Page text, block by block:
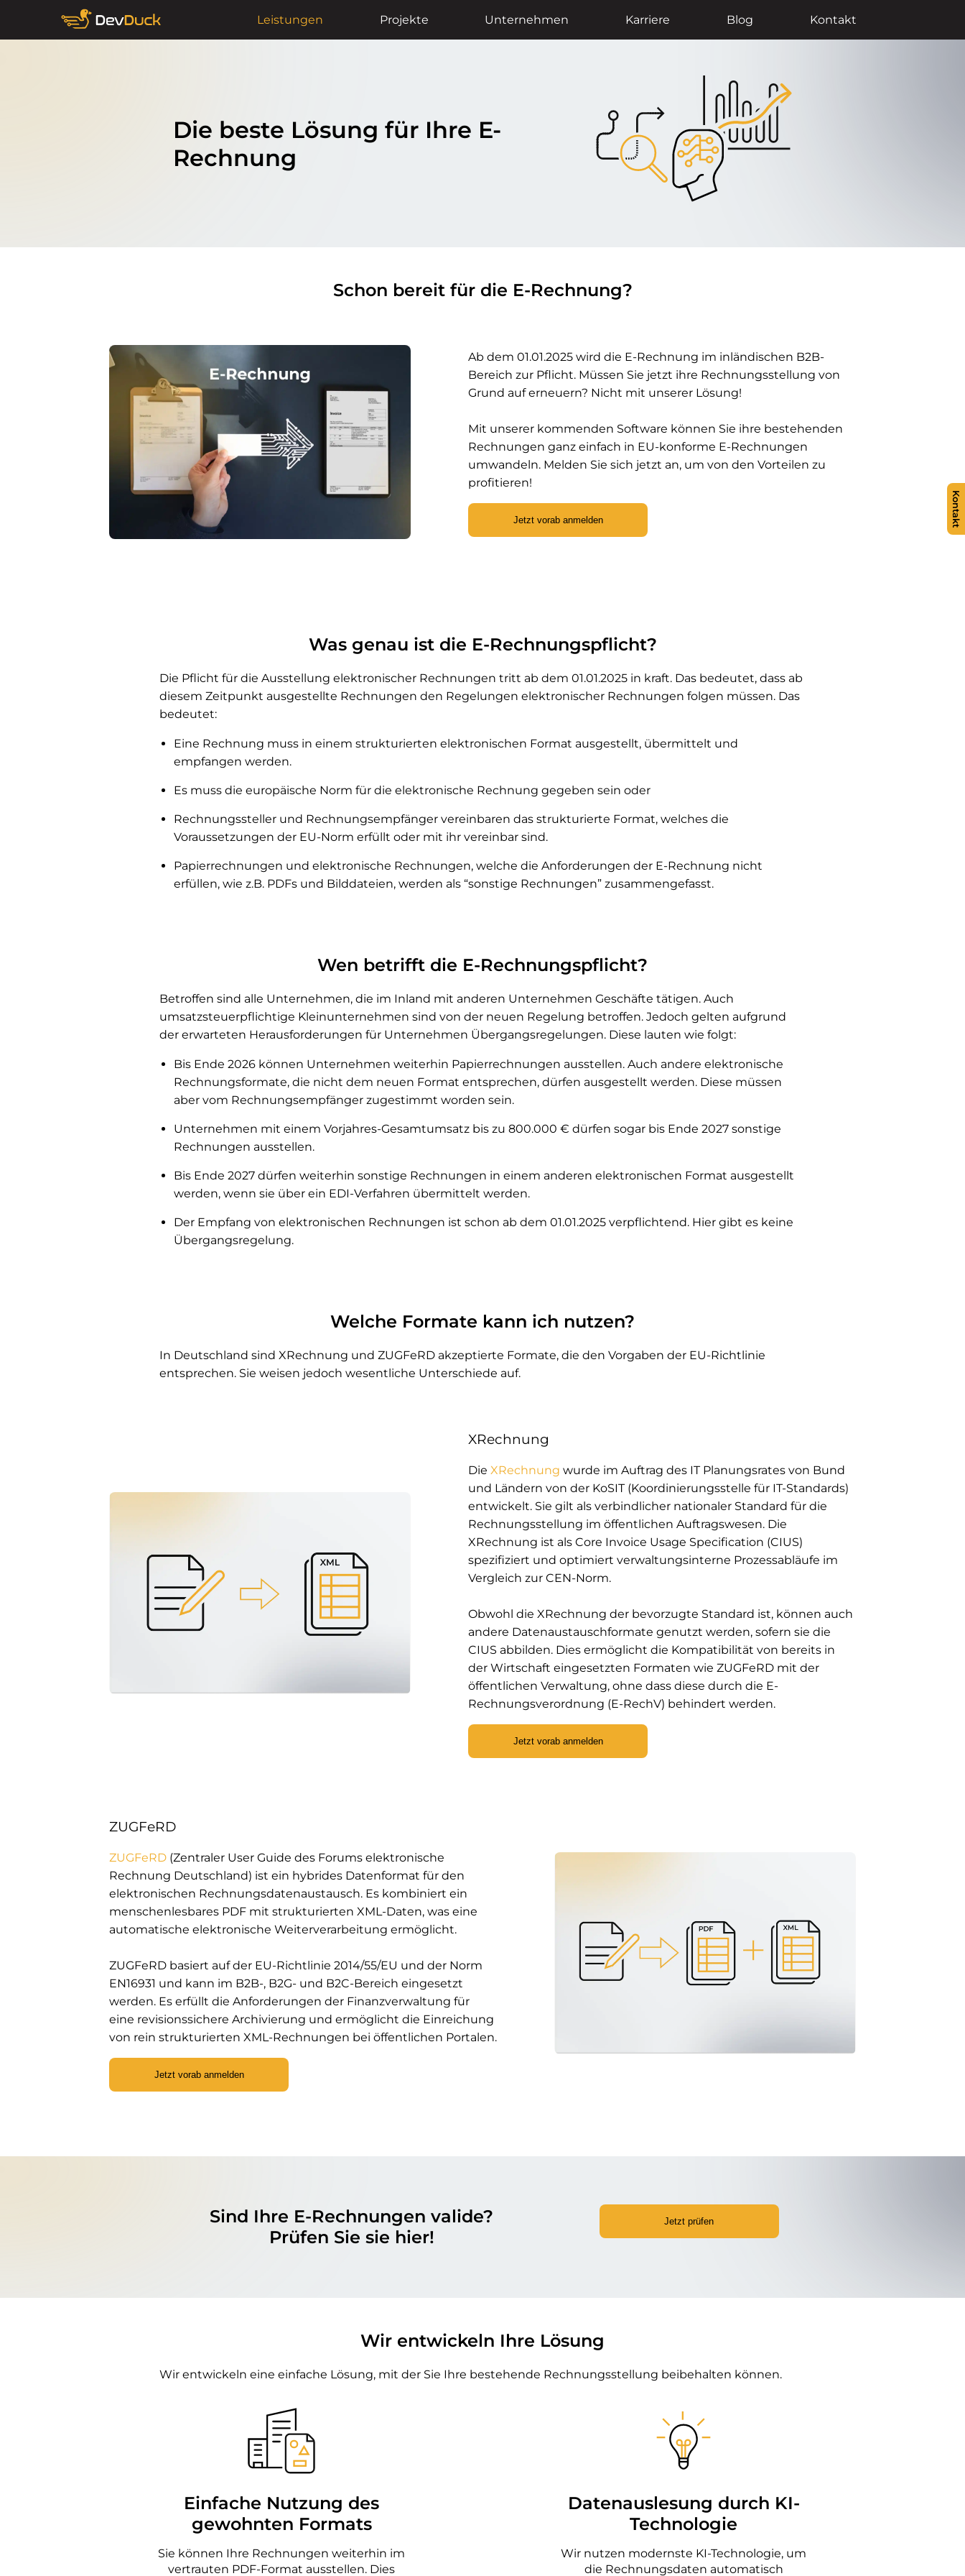
Leistungen Projekte Unternehmen Karriere Blog Kontakt
Die beste Lösung für Ihre E-
Rechnung
Schon bereit für die E-Rechnung?
Ab dem 01.01.2025 wird die E-Rechnung im inländischen B2B-
Bereich zur Pflicht. Müssen Sie jetzt ihre Rechnungsstellung von
Grund auf erneuern? Nicht mit unserer Lösung!
Mit unserer kommenden Software können Sie ihre bestehenden
Rechnungen ganz einfach in EU-konforme E-Rechnungen
umwandeln. Melden Sie sich jetzt an, um von den Vorteilen zu
profitieren!
Jetzt vorab anmelden
Was genau ist die E-Rechnungspflicht?
Die Pflicht für die Ausstellung elektronischer Rechnungen tritt ab dem 01.01.2025 in kraft. Das bedeutet, dass ab
diesem Zeitpunkt ausgestellte Rechnungen den Regelungen elektronischer Rechnungen folgen müssen. Das
bedeutet:
Eine Rechnung muss in einem strukturierten elektronischen Format ausgestellt, übermittelt und
empfangen werden.
Es muss die europäische Norm für die elektronische Rechnung gegeben sein oder
Rechnungssteller und Rechnungsempfänger vereinbaren das strukturierte Format, welches die
Voraussetzungen der EU-Norm erfüllt oder mit ihr vereinbar sind.
Papierrechnungen und elektronische Rechnungen, welche die Anforderungen der E-Rechnung nicht
erfüllen, wie z.B. PDFs und Bilddateien, werden als “sonstige Rechnungen” zusammengefasst.
Wen betrifft die E-Rechnungspflicht?
Betroffen sind alle Unternehmen, die im Inland mit anderen Unternehmen Geschäfte tätigen. Auch
umsatzsteuerpflichtige Kleinunternehmen sind von der neuen Regelung betroffen. Jedoch gelten aufgrund
der erwarteten Herausforderungen für Unternehmen Übergangsregelungen. Diese lauten wie folgt:
Bis Ende 2026 können Unternehmen weiterhin Papierrechnungen ausstellen. Auch andere elektronische
Rechnungsformate, die nicht dem neuen Format entsprechen, dürfen ausgestellt werden. Diese müssen
aber vom Rechnungsempfänger zugestimmt worden sein.
Unternehmen mit einem Vorjahres-Gesamtumsatz bis zu 800.000 € dürfen sogar bis Ende 2027 sonstige
Rechnungen ausstellen.
Bis Ende 2027 dürfen weiterhin sonstige Rechnungen in einem anderen elektronischen Format ausgestellt
werden, wenn sie über ein EDI-Verfahren übermittelt werden.
Der Empfang von elektronischen Rechnungen ist schon ab dem 01.01.2025 verpflichtend. Hier gibt es keine
Übergangsregelung.
Welche Formate kann ich nutzen?
In Deutschland sind XRechnung und ZUGFeRD akzeptierte Formate, die den Vorgaben der EU-Richtlinie
entsprechen. Sie weisen jedoch wesentliche Unterschiede auf.
XRechnung
Die XRechnung wurde im Auftrag des IT Planungsrates von Bund
und Ländern von der KoSIT (Koordinierungsstelle für IT-Standards)
entwickelt. Sie gilt als verbindlicher nationaler Standard für die
Rechnungsstellung im öffentlichen Auftragswesen. Die
XRechnung ist als Core Invoice Usage Specification (CIUS)
spezifiziert und optimiert verwaltungsinterne Prozessabläufe im
Vergleich zur CEN-Norm.
Obwohl die XRechnung der bevorzugte Standard ist, können auch
andere Datenaustauschformate genutzt werden, sofern sie die
CIUS abbilden. Dies ermöglicht die Kompatibilität von bereits in
der Wirtschaft eingesetzten Formaten wie ZUGFeRD mit der
öffentlichen Verwaltung, ohne dass diese durch die E-
Rechnungsverordnung (E-RechV) behindert werden.
Jetzt vorab anmelden
ZUGFeRD
ZUGFeRD (Zentraler User Guide des Forums elektronische
Rechnung Deutschland) ist ein hybrides Datenformat für den
elektronischen Rechnungsdatenaustausch. Es kombiniert ein
menschenlesbares PDF mit strukturierten XML-Daten, was eine
automatische elektronische Weiterverarbeitung ermöglicht.
ZUGFeRD basiert auf der EU-Richtlinie 2014/55/EU und der Norm
EN16931 und kann im B2B-, B2G- und B2C-Bereich eingesetzt
werden. Es erfüllt die Anforderungen der Finanzverwaltung für
eine revisionssichere Archivierung und ermöglicht die Einreichung
von rein strukturierten XML-Rechnungen bei öffentlichen Portalen.
Jetzt vorab anmelden
Sind Ihre E-Rechnungen valide?
Prüfen Sie sie hier!
Jetzt prüfen
Wir entwickeln Ihre Lösung
Wir entwickeln eine einfache Lösung, mit der Sie Ihre bestehende Rechnungsstellung beibehalten können.
Einfache Nutzung des
gewohnten Formats
Sie können Ihre Rechnungen weiterhin im
vertrauten PDF-Format ausstellen. Dies
Datenauslesung durch KI-
Technologie
Wir nutzen modernste KI-Technologie, um
die Rechnungsdaten automatisch
Kontakt